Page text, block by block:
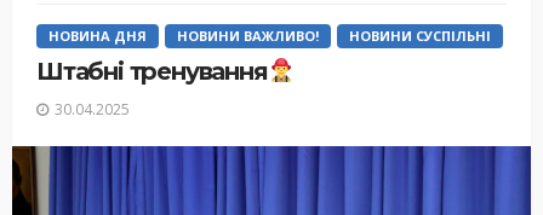
НОВИНА ДНЯ НОВИНИ ВАЖЛИВО! НОВИНИ СУСПІЛЬНІ
Штабні тренування
30.04.2025